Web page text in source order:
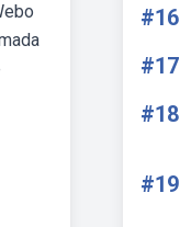
#16
#17
#18
#19